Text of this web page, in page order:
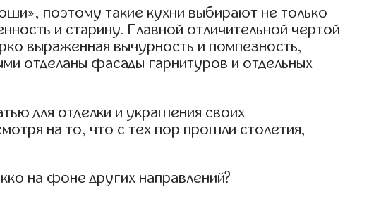
поэтому такие кухни выбирают не только
и старину. Главной отличительной чертой
выраженная вычурность и помпезность,
отделаны фасады гарнитуров и отдельных
для отделки и украшения своих
на то, что с тех пор прошли столетия,
на фоне других направлений?